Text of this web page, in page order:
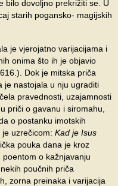
bilo dovoljno prekrižiti se. U
starih pogansko- magijskih
je vjerojatno varijacijama i
onima što ih je objavio
Dok je mitska priča
je nastojala u nju ugraditi
pravednosti, uzajamnosti
priči o gavanu i siromahu,
o postanku imotskih
uzrečicom: Kad je Isus
pouka dana je kroz
o kažnjavanju
poučnih priča
zorna preinaka i varijacija